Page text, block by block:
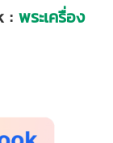
: พระเครื่อง